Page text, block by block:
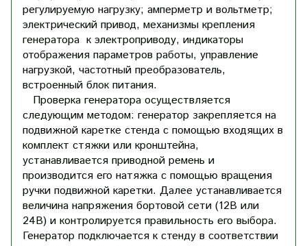
регулируемую нагрузку; амперметр и вольтметр;
электрический привод, механизмы крепления
генератора к электроприводу, индикаторы
отображения параметров работы, управление
нагрузкой, частотный преобразователь,
встроенный блок питания.
Проверка генератора осуществляется
следующим методом: генератор закрепляется на
подвижной каретке стенда с помощью входящих в
комплект стяжки или кронштейна,
устанавливается приводной ремень и
производится его натяжка с помощью вращения
ручки подвижной каретки. Далее устанавливается
величина напряжения бортовой сети (12В или
24В) и контролируется правильность его выбора.
Генератор подключается к стенду в соответствии